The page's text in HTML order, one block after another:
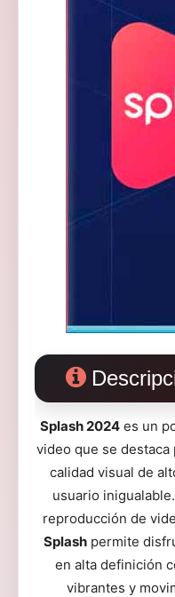
Splash 2024 es un
video que se
calidad visual de
usuario
reproducción de
Splash permite
en alta definición
vibrantes y